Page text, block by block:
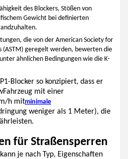
des Blockers, Stößen von
Gewicht bei definierten
die von der American Society for
(ASTM) geregelt werden, bewerten die
ähnlichen Bedingungen wie die K-
Blocker so konzipiert, dass er
Fahrzeug mit einer
h mitminimale
weniger als 1 Meter), die
für Straßensperren
kann je nach Typ, Eigenschaften